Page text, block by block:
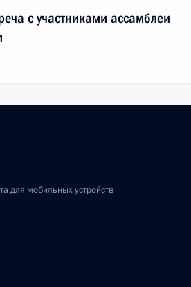
с участниками ассамблеи
для мобильных устройств